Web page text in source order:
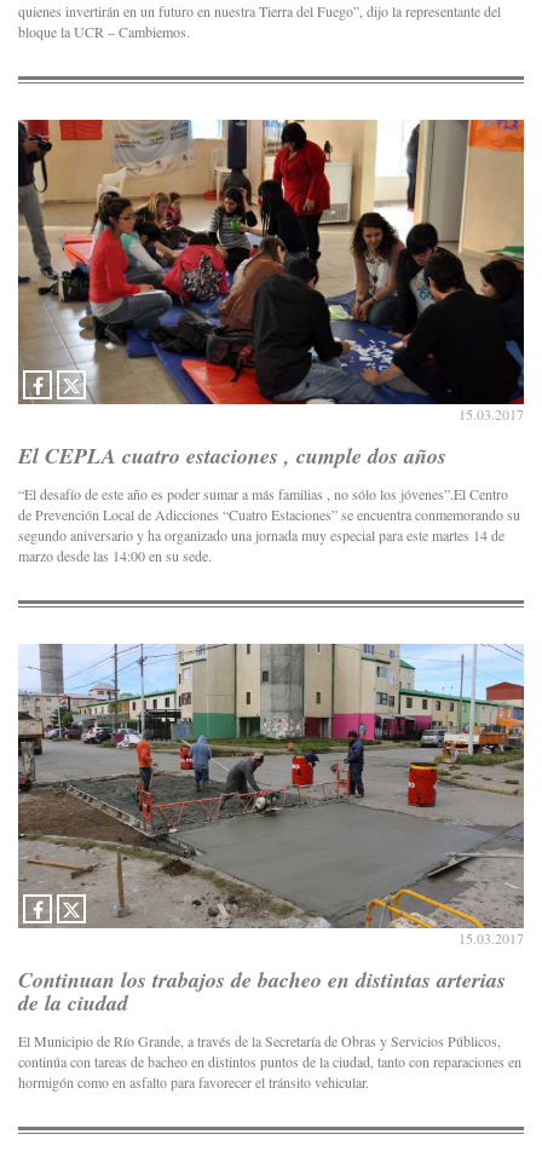
quienes invertirán en un futuro en nuestra Tierra del Fuego”, dijo la representante del
bloque la UCR – Cambiemos.
15.03.2017
El CEPLA cuatro estaciones , cumple dos años
“El desafío de este año es poder sumar a más familias , no sólo los jóvenes”.El Centro
de Prevención Local de Adicciones “Cuatro Estaciones” se encuentra conmemorando su
segundo aniversario y ha organizado una jornada muy especial para este martes 14 de
marzo desde las 14:00 en su sede.
15.03.2017
Continuan los trabajos de bacheo en distintas arterias
de la ciudad
El Municipio de Río Grande, a través de la Secretaría de Obras y Servicios Públicos,
continúa con tareas de bacheo en distintos puntos de la ciudad, tanto con reparaciones en
hormigón como en asfalto para favorecer el tránsito vehicular.